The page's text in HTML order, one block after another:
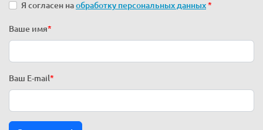
Я согласен наобработку персональных данных*
Ваше имя*
Ваш E-mail*